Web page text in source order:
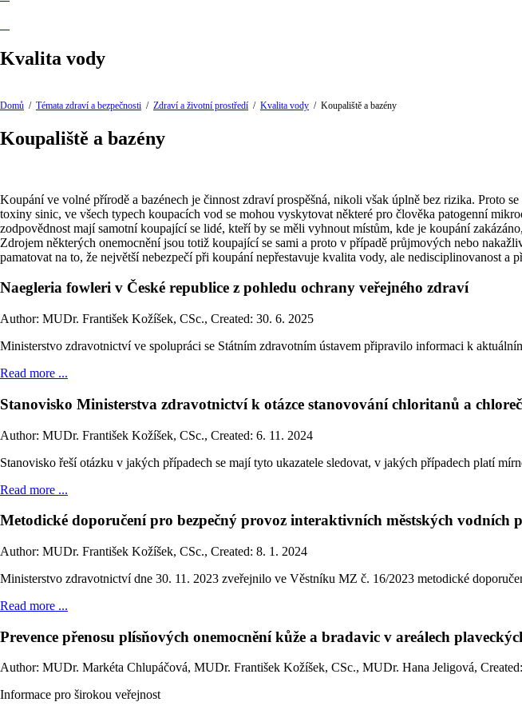
Kvalita vody
Domů / Témata zdraví a bezpečnosti / Zdraví a životní prostředí / Kvalita vody / Koupaliště a bazény
Koupaliště a bazény
Koupání ve volné přírodě a bazénech je činnost zdraví prospěšná, nikoli však úplně bez rizika.
toxiny sinic, ve všech typech koupacích vod se mohou vyskytovat některé pro člověka patogenní
zodpovědnost mají samotní koupající se lidé, kteří by se měli vyhnout místům, kde je koupání
Zdrojem některých onemocnění jsou totiž koupající se sami a proto v případě průjmových nebo
pamatovat na to, že největší nebezpečí při koupání nepřestavuje kvalita vody, ale nedisciplinovanost a
Naegleria fowleri v České republice z pohledu ochrany veřejného zdraví
Author: MUDr. František Kožíšek, CSc., Created: 30. 6. 2025
Ministerstvo zdravotnictví ve spolupráci se Státním zdravotním ústavem připravilo informaci k
Read more ...
Stanovisko Ministerstva zdravotnictví k otázce stanovování chloritanů a
Author: MUDr. František Kožíšek, CSc., Created: 6. 11. 2024
Stanovisko řeší otázku v jakých případech se mají tyto ukazatele sledovat, v jakých případech platí
Read more ...
Metodické doporučení pro bezpečný provoz interaktivních městských
Author: MUDr. František Kožíšek, CSc., Created: 8. 1. 2024
Ministerstvo zdravotnictví dne 30. 11. 2023 zveřejnilo ve Věstníku MZ č. 16/2023 metodické
Read more ...
Prevence přenosu plísňových onemocnění kůže a bradavic v areálech
Author: MUDr. Markéta Chlupáčová, MUDr. František Kožíšek, CSc., MUDr. Hana Jeligová,
Informace pro širokou veřejnost